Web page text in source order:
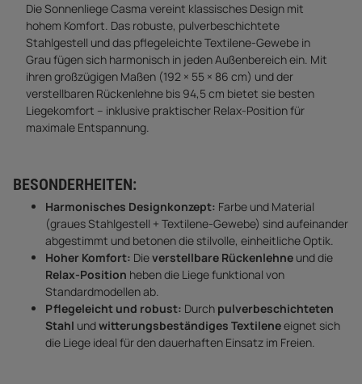
Die Sonnenliege Casma vereint klassisches Design mit
hohem Komfort. Das robuste, pulverbeschichtete
Stahlgestell und das pflegeleichte Textilene-Gewebe in
Grau fügen sich harmonisch in jeden Außenbereich ein. Mit
ihren großzügigen Maßen (192 × 55 × 86 cm) und der
verstellbaren Rückenlehne bis 94,5 cm bietet sie besten
Liegekomfort – inklusive praktischer Relax-Position für
maximale Entspannung.
BESONDERHEITEN:
Harmonisches Designkonzept: Farbe und Material
(graues Stahlgestell + Textilene-Gewebe) sind aufeinander
abgestimmt und betonen die stilvolle, einheitliche Optik.
Hoher Komfort: Dieverstellbare Rückenlehne und die
Relax-Position heben die Liege funktional von
Standardmodellen ab.
Pflegeleicht und robust: Durch pulverbeschichteten
Stahl undwitterungsbeständiges Textileneeignet sich
die Liege ideal für den dauerhaften Einsatz im Freien.